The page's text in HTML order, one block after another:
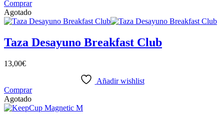
Comprar
Agotado
Taza Desayuno Breakfast Club
13,00€
Añadir wishlist
Comprar
Agotado